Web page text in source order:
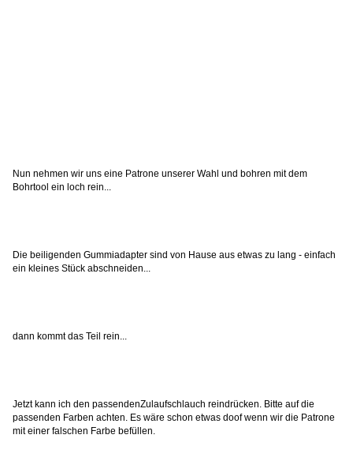
Nun nehmen wir uns eine Patrone unserer Wahl und bohren mit dem
Bohrtool ein loch rein...
Die beiligenden Gummiadapter sind von Hause aus etwas zu lang - einfach
ein kleines Stück abschneiden...
dann kommt das Teil rein...
Jetzt kann ich den passendenZulaufschlauch reindrücken. Bitte auf die
passenden Farben achten. Es wäre schon etwas doof wenn wir die Patrone
mit einer falschen Farbe befüllen.